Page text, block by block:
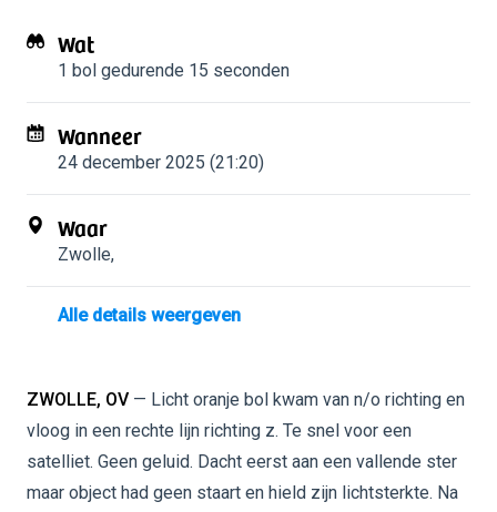
Wat
1 bol gedurende 15 seconden
Wanneer
24 december 2025 (21:20)
Waar
Zwolle,
Alle details weergeven
ZWOLLE, OV — Licht oranje bol kwam van n/o richting en
vloog in een rechte lijn richting z. Te snel voor een
satelliet. Geen geluid. Dacht eerst aan een vallende ster
maar object had geen staart en hield zijn lichtsterkte. Na